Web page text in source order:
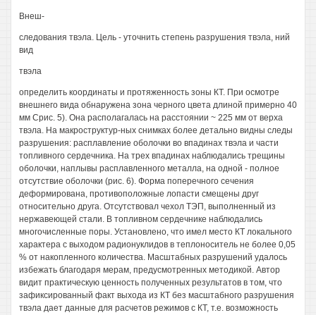
Внеш-
следования твэла. Цель - уточнить степень разрушения твэла, ний
вид
твэла
определить координаты и протяженность зоны КТ. При осмотре
внешнего вида обнаружена зона черного цвета длиной примерно 40
мм Срис. 5). Она располагалась на расстоянии ~ 225 мм от верха
твэла. На макроструктур-ных снимках более детально видны следы
разрушения: расплавление оболочки во впадинах твэла и части
топливного сердечника. На трех впадинах наблюдались трещины
оболочки, наплывы расплавленного металла, на одной - полное
отсутствие оболочки (рис. 6). Форма поперечного сечения
деформирована, противоположные лопасти смещены друг
относительно друга. Отсутствовал чехол ТЭП, выполненный из
нержавеющей стали. В топливном сердечнике наблюдались
многочисленные поры. Установлено, что имел место КТ локального
характера с выходом радионуклидов в теплоноситель не более 0,05
% от накопленного количества. Масштабных разрушений удалось
избежать благодаря мерам, предусмотренных методикой. Автор
видит практическую ценность полученных результатов в том, что
зафиксированный факт выхода из КТ без масштабного разрушения
твэла дает данные для расчетов режимов с КТ, т.е. возможность